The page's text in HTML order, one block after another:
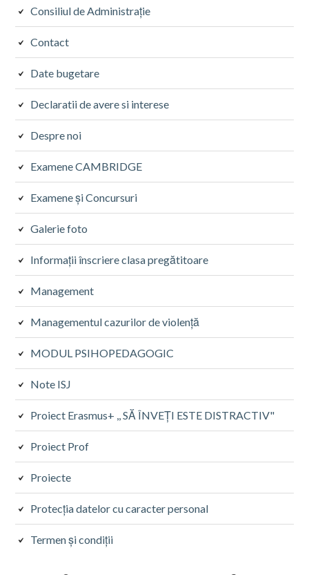
Consiliul de Administrație
Contact
Date bugetare
Declaratii de avere si interese
Despre noi
Examene CAMBRIDGE
Examene și Concursuri
Galerie foto
Informații înscriere clasa pregătitoare
Management
Managementul cazurilor de violență
MODUL PSIHOPEDAGOGIC
Note ISJ
Proiect Erasmus+ ,, SĂ ÎNVEȚI ESTE DISTRACTIV"
Proiect Prof
Proiecte
Protecţia datelor cu caracter personal
Termen și condiții